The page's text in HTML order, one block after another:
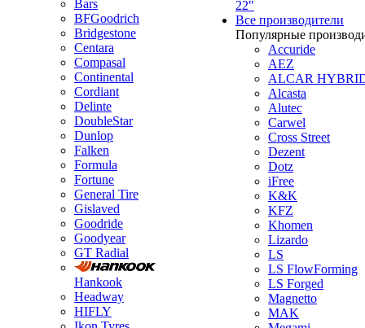
Bars
BFGoodrich
Bridgestone
Centara
Compasal
Continental
Cordiant
Delinte
DoubleStar
Dunlop
Falken
Formula
Fortune
General Tire
Gislaved
Goodride
Goodyear
GT Radial
Hankook
Headway
HIFLY
22"
Все производители
Популярные
Accuride
AEZ
ALCAR
Alcasta
Alutec
Carwel
Cross Street
Dezent
Dotz
iFree
K&K
KFZ
Khomen
Lizardo
LS
LS FlowForming
LS Forged
Magnetto
MAK